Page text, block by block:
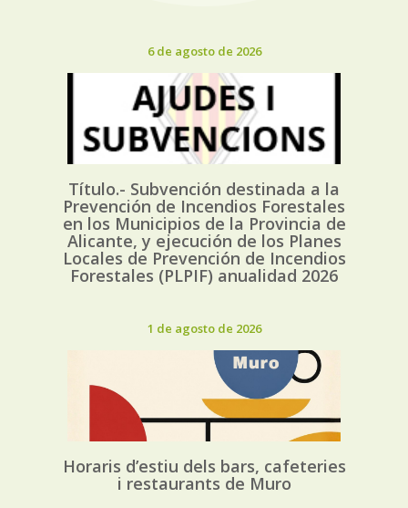
6 de agosto de 2026
Título.- Subvención destinada a la
Prevención de Incendios Forestales
en los Municipios de la Provincia de
Alicante, y ejecución de los Planes
Locales de Prevención de Incendios
Forestales (PLPIF) anualidad 2026
1 de agosto de 2026
Horaris d’estiu dels bars, cafeteries
i restaurants de Muro